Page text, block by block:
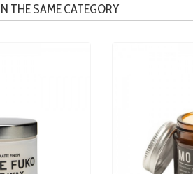
THE SAME CATEGORY